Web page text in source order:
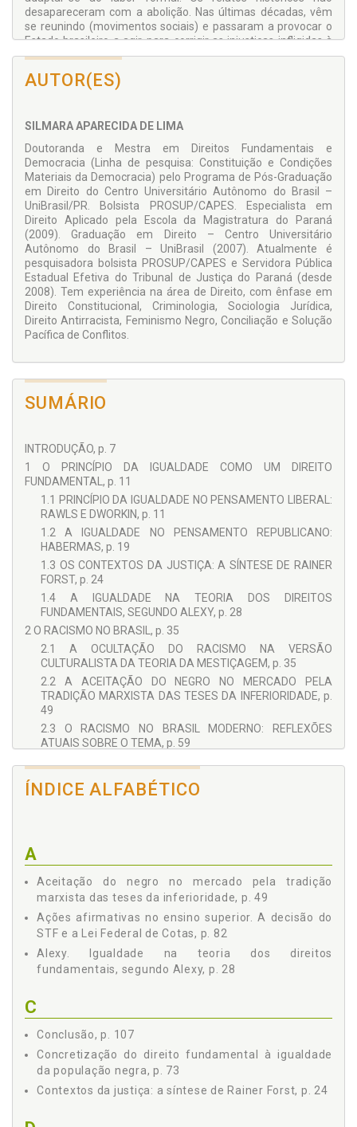
desapareceram com a abolição. Nas últimas décadas, vêm
se reunindo (movimentos sociais) e passaram a provocar o
Estado brasileiro a agir, para corrigir as injustiças infligidas à
população negra pós-escravidão. A resposta do Estado
brasileiro foi a promoção de políticas afirmativas, tal como as
cotas raciais destinadas à inserção dos negros nas
a política de acesso à educação de nível superior aos negros.
AUTOR(ES)
SILMARA APARECIDA DE LIMA
Doutoranda e Mestra em Direitos Fundamentais e
Democracia (Linha de pesquisa: Constituição e Condições
Materiais da Democracia) pelo Programa de Pós-Graduação
em Direito do Centro Universitário Autônomo do Brasil –
UniBrasil/PR. Bolsista PROSUP/CAPES. Especialista em
Direito Aplicado pela Escola da Magistratura do Paraná
(2009). Graduação em Direito – Centro Universitário
Autônomo do Brasil – UniBrasil (2007). Atualmente é
pesquisadora bolsista PROSUP/CAPES e Servidora Pública
Estadual Efetiva do Tribunal de Justiça do Paraná (desde
2008). Tem experiência na área de Direito, com ênfase em
Direito Constitucional, Criminologia, Sociologia Jurídica,
Direito Antirracista, Feminismo Negro, Conciliação e Solução
Pacífica de Conflitos.
SUMÁRIO
INTRODUÇÃO, p. 7
1 O PRINCÍPIO DA IGUALDADE COMO UM DIREITO
FUNDAMENTAL, p. 11
1.1 PRINCÍPIO DA IGUALDADE NO PENSAMENTO LIBERAL:
RAWLS E DWORKIN, p. 11
1.2 A IGUALDADE NO PENSAMENTO REPUBLICANO:
HABERMAS, p. 19
1.3 OS CONTEXTOS DA JUSTIÇA: A SÍNTESE DE RAINER
FORST, p. 24
1.4 A IGUALDADE NA TEORIA DOS DIREITOS
FUNDAMENTAIS, SEGUNDO ALEXY, p. 28
2 O RACISMO NO BRASIL, p. 35
2.1 A OCULTAÇÃO DO RACISMO NA VERSÃO
CULTURALISTA DA TEORIA DA MESTIÇAGEM, p. 35
2.2 A ACEITAÇÃO DO NEGRO NO MERCADO PELA
TRADIÇÃO MARXISTA DAS TESES DA INFERIORIDADE, p.
49
2.3 O RACISMO NO BRASIL MODERNO: REFLEXÕES
ATUAIS SOBRE O TEMA, p. 59
3.1 A EFETIVIDADE DA IGUALDADE EM UM PAÍS
CONCLUSÃO, p. 107
REFERÊNCIAS, p. 111
ÍNDICE ALFABÉTICO
A
Aceitação do negro no mercado pela tradição
marxista das teses da inferioridade, p. 49
Ações afirmativas no ensino superior. A decisão do
STF e a Lei Federal de Cotas, p. 82
Alexy. Igualdade na teoria dos direitos
fundamentais, segundo Alexy, p. 28
C
Conclusão, p. 107
Concretização do direito fundamental à igualdade
da população negra, p. 73
Contextos da justiça: a síntese de Rainer Forst, p. 24